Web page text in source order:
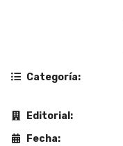
Categoría:
Editorial:
Fecha: